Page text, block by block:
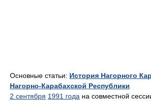
Основные статьи: История Нагорного
Нагорно-Карабахской Республики
2 сентября 1991 года на совместной